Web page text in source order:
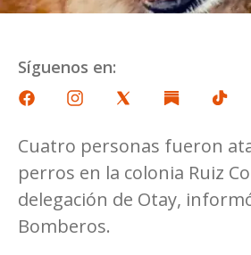
Síguenos en:
Cuatro personas fueron
perros en la colonia Ruiz
delegación de Otay,
Bomberos.